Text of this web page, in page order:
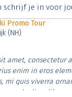
et justo cursus id
schrijf je in voor
Promo Tour
(NH)
amet, consectetur
enim in eros
mi quis viverra
diam libero